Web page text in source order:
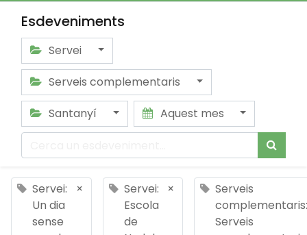
Esdeveniments
Servei
Serveis complementaris
Santanyí
Aquest mes
Servei:
Un dia
sense
×
Servei:
Escola
de
×
Serveis
complementaris:
Serveis